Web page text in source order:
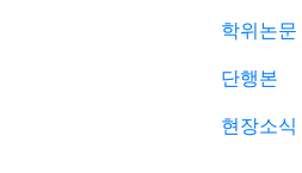
학위논문
단행본
현장소식